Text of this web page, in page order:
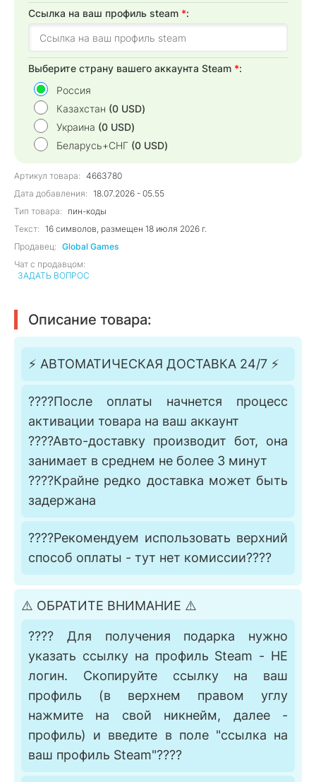
Cсылка на ваш профиль steam *:
Выберите страну вашего аккаунта Steam *:
Россия
Казахстан (0 USD)
Украина (0 USD)
Беларусь+СНГ (0 USD)
Артикул товара: 4663780
Дата добавления:
18.07.2026 - 05.55
Тип товара:
пин-коды
Текст:
16 символов, размещен 18 июля 2026 г.
Продавец: Global Games
Чат с продавцом:
ЗАДАТЬ ВОПРОС
Описание товара:
⚡️ АВТОМАТИЧЕСКАЯ ДОСТАВКА 24/7 ⚡️
????После оплаты начнется процесс
активации товара на ваш аккаунт
????Авто-доставку производит бот, она
занимает в среднем не более 3 минут
????Крайне редко доставка может быть
задержана
????Рекомендуем использовать верхний
способ оплаты - тут нет комиссии????
⚠️ ОБРАТИТЕ ВНИМАНИЕ ⚠️
???? Для получения подарка нужно
указать ссылку на профиль Steam - НЕ
логин. Скопируйте ссылку на ваш
профиль (в верхнем правом углу
нажмите на свой никнейм, далее -
профиль) и введите в поле "ссылка на
ваш профиль Steam"????